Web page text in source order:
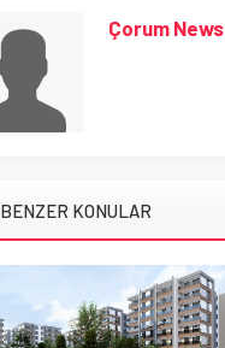
Çorum News
BENZER KONULAR